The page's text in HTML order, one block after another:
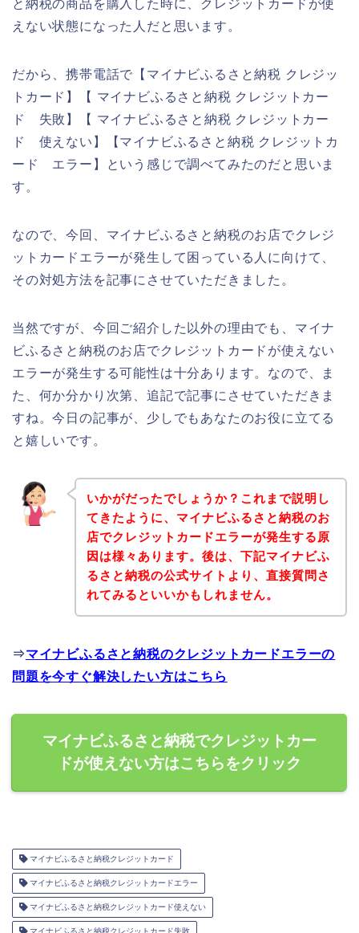
と納税の商品を購入した時に、クレジットカードが使
えない状態になった人だと思います。
だから、携帯電話で【マイナビふるさと納税 クレジッ
トカード】【 マイナビふるさと納税 クレジットカー
ド 失敗】【 マイナビふるさと納税 クレジットカー
ド 使えない】【マイナビふるさと納税 クレジットカ
ード エラー】という感じで調べてみたのだと思いま
す。
なので、今回、マイナビふるさと納税のお店でクレジ
ットカードエラーが発生して困っている人に向けて、
その対処方法を記事にさせていただきました。
当然ですが、今回ご紹介した以外の理由でも、マイナ
ビふるさと納税のお店でクレジットカードが使えない
エラーが発生する可能性は十分あります。なので、ま
た、何か分かり次第、追記で記事にさせていただきま
すね。今日の記事が、少しでもあなたのお役に立てる
と嬉しいです。
いかがだったでしょうか？これまで説明し
てきたように、マイナビふるさと納税のお
店でクレジットカードエラーが発生する原
因は様々あります。後は、下記マイナビふ
るさと納税の公式サイトより、直接質問さ
れてみるといいかもしれません。
⇒マイナビふるさと納税のクレジットカードエラーの
問題を今すぐ解決したい方はこちら
マイナビふるさと納税でクレジットカー
ドが使えない方はこちらをクリック
マイナビふるさと納税クレジットカード
マイナビふるさと納税クレジットカードエラー
マイナビふるさと納税クレジットカード使えない
マイナビふるさと納税クレジットカード失敗